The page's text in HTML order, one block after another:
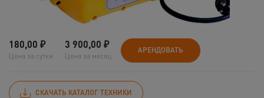
180,00 ₽
Цена за сутки
3 900,00 ₽
Цена за месяц
АРЕНДОВАТЬ
СКАЧАТЬ КАТАЛОГ ТЕХНИКИ